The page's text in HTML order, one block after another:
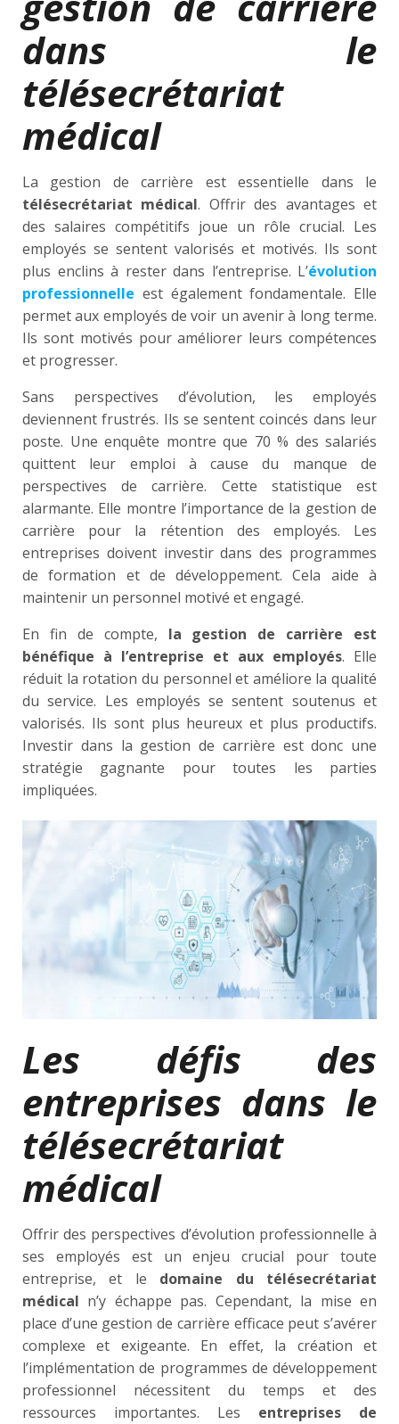
dans le
télésecrétariat
médical
La gestion de carrière est essentielle dans le
télésecrétariat médical. Offrir des avantages et
des salaires compétitifs joue un rôle crucial. Les
employés se sentent valorisés et motivés. Ils sont
plus enclins à rester dans l’entreprise. L’évolution
professionnelle est également fondamentale. Elle
permet aux employés de voir un avenir à long terme.
Ils sont motivés pour améliorer leurs compétences
et progresser.
Sans perspectives d’évolution, les employés
deviennent frustrés. Ils se sentent coincés dans leur
poste. Une enquête montre que 70 % des salariés
quittent leur emploi à cause du manque de
perspectives de carrière. Cette statistique est
alarmante. Elle montre l’importance de la gestion de
carrière pour la rétention des employés. Les
entreprises doivent investir dans des programmes
de formation et de développement. Cela aide à
maintenir un personnel motivé et engagé.
En fin de compte, la gestion de carrière est
bénéfique à l’entreprise et aux employés. Elle
réduit la rotation du personnel et améliore la qualité
du service. Les employés se sentent soutenus et
valorisés. Ils sont plus heureux et plus productifs.
Investir dans la gestion de carrière est donc une
stratégie gagnante pour toutes les parties
impliquées.
Les défis des
entreprises dans le
télésecrétariat
médical
Offrir des perspectives d’évolution professionnelle à
ses employés est un enjeu crucial pour toute
entreprise, et le domaine du télésecrétariat
médical n’y échappe pas. Cependant, la mise en
place d’une gestion de carrière efficace peut s’avérer
complexe et exigeante. En effet, la création et
l’implémentation de programmes de développement
professionnel nécessitent du temps et des
ressources importantes. Les entreprises de